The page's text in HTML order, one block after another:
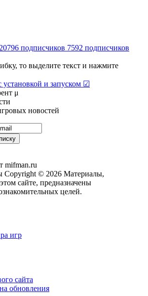
20796 подписчиков 7592 подписчиков
то выделите текст и нажмите
и запуском ☑
μ
новостей
mifman.ru
Copyright © 2026 Материалы,
сайте, предназначены
целей.
игр
сайта
обновления